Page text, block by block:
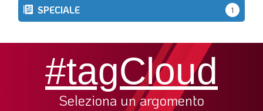
SPECIALE 1
#tagCloud
Seleziona un argomento